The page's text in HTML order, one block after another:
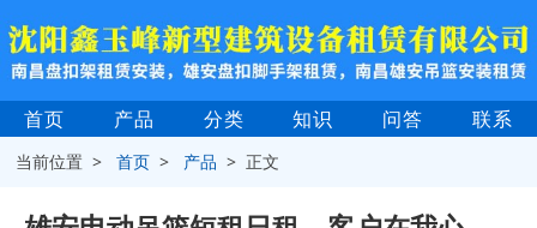
首页 产品 分类 知识 问答 联系
当前位置 >首页 > 产品 > 正文